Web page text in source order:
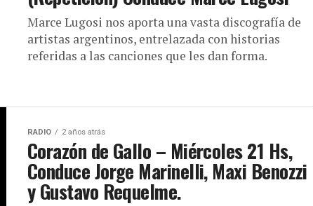
Marce Lugosi nos aporta una vasta discografía de
artistas argentinos, entrelazada con historias
referidas a las canciones que les dan forma.
RADIO 2 años atrás
Corazón de Gallo – Miércoles 21 Hs,
Conduce Jorge Marinelli, Maxi Benozzi
y Gustavo Requelme.